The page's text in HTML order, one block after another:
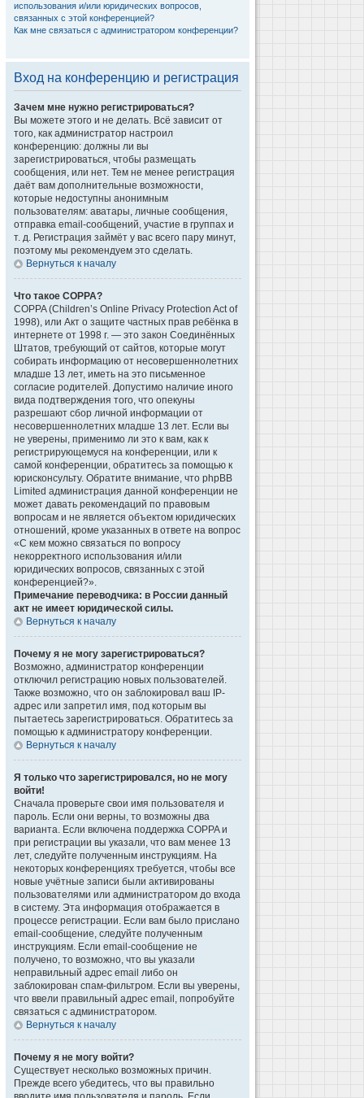
использования и/или юридических вопросов,
связанных с этой конференцией?
Как мне связаться с администратором конференции?
Вход на конференцию и регистрация
Зачем мне нужно регистрироваться?
Вы можете этого и не делать. Всё зависит от
того, как администратор настроил
конференцию: должны ли вы
зарегистрироваться, чтобы размещать
сообщения, или нет. Тем не менее регистрация
даёт вам дополнительные возможности,
которые недоступны анонимным
пользователям: аватары, личные сообщения,
отправка email-сообщений, участие в группах и
т. д. Регистрация займёт у вас всего пару минут,
поэтому мы рекомендуем это сделать.
Вернуться к началу
Что такое COPPA?
COPPA (Children’s Online Privacy Protection Act of
1998), или Акт о защите частных прав ребёнка в
интернете от 1998 г. — это закон Соединённых
Штатов, требующий от сайтов, которые могут
собирать информацию от несовершеннолетних
младше 13 лет, иметь на это письменное
согласие родителей. Допустимо наличие иного
вида подтверждения того, что опекуны
разрешают сбор личной информации от
несовершеннолетних младше 13 лет. Если вы
не уверены, применимо ли это к вам, как к
регистрирующемуся на конференции, или к
самой конференции, обратитесь за помощью к
юрисконсульту. Обратите внимание, что phpBB
Limited администрация данной конференции не
может давать рекомендаций по правовым
вопросам и не является объектом юридических
отношений, кроме указанных в ответе на вопрос
«С кем можно связаться по вопросу
некорректного использования и/или
юридических вопросов, связанных с этой
конференцией?».
Примечание переводчика: в России данный
акт не имеет юридической силы.
Вернуться к началу
Почему я не могу зарегистрироваться?
Возможно, администратор конференции
отключил регистрацию новых пользователей.
Также возможно, что он заблокировал ваш IP-
адрес или запретил имя, под которым вы
пытаетесь зарегистрироваться. Обратитесь за
помощью к администратору конференции.
Вернуться к началу
Я только что зарегистрировался, но не могу
войти!
Сначала проверьте свои имя пользователя и
пароль. Если они верны, то возможны два
варианта. Если включена поддержка COPPA и
при регистрации вы указали, что вам менее 13
лет, следуйте полученным инструкциям. На
некоторых конференциях требуется, чтобы все
новые учётные записи были активированы
пользователями или администратором до входа
в систему. Эта информация отображается в
процессе регистрации. Если вам было прислано
email-сообщение, следуйте полученным
инструкциям. Если email-сообщение не
получено, то возможно, что вы указали
неправильный адрес email либо он
заблокирован спам-фильтром. Если вы уверены,
что ввели правильный адрес email, попробуйте
связаться с администратором.
Вернуться к началу
Почему я не могу войти?
Существует несколько возможных причин.
Прежде всего убедитесь, что вы правильно